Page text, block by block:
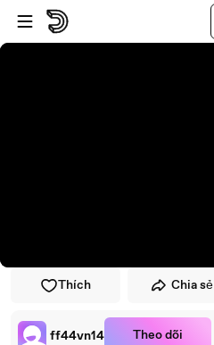
Đi đến trình phát
Đi đến nội dung chính
Thích Chia sẻ
ff44vn14 Theo dõi